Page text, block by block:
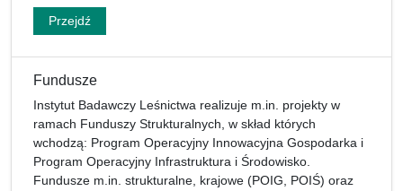
Przejdź
Fundusze
Instytut Badawczy Leśnictwa realizuje m.in. projekty w
ramach Funduszy Strukturalnych, w skład których
wchodzą: Program Operacyjny Innowacyjna Gospodarka i
Program Operacyjny Infrastruktura i Środowisko.
Fundusze m.in. strukturalne, krajowe (POIG, POIŚ) oraz